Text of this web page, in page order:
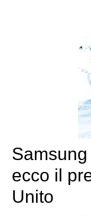
ecco il
Unito